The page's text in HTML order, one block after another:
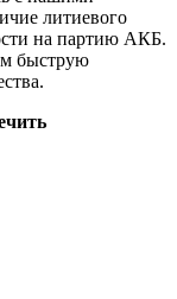
литиевого
на партию АКБ.
быструю